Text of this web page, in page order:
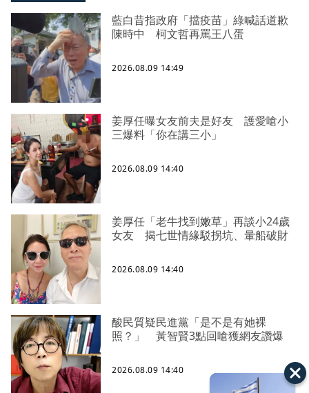
藍白昔指政府「擋疫苗」綠喊話道歉
陳時中 柯文哲再罵王八蛋
2026.08.09 14:49
姜厚任曝女友前夫是好友 護愛嗆小
三爆料「你在講三小」
2026.08.09 14:40
姜厚任「老牛找到嫩草」再談小24歲
女友 揭七世情緣駁拐坑、暈船破財
2026.08.09 14:40
酸民質疑民進黨「是不是有她裸
照？」 黃智賢3點回嗆獲網友讚爆
2026.08.09 14:40